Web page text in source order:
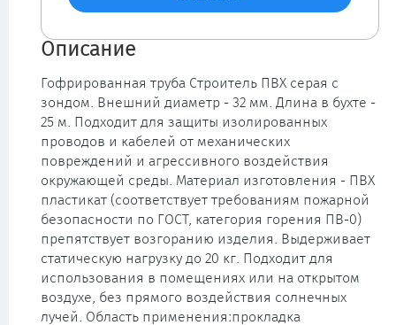
Описание
Гофрированная труба Строитель ПВХ серая с
зондом. Внешний диаметр - 32 мм. Длина в бухте -
25 м. Подходит для защиты изолированных
проводов и кабелей от механических
повреждений и агрессивного воздействия
окружающей среды. Материал изготовления - ПВХ
пластикат (соответствует требованиям пожарной
безопасности по ГОСТ, категория горения ПВ-0)
препятствует возгоранию изделия. Выдерживает
статическую нагрузку до 20 кг. Подходит для
использования в помещениях или на открытом
воздухе, без прямого воздействия солнечных
лучей. Область применения:прокладка